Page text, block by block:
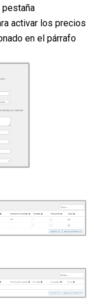
pestaña
activar los precios
en el párrafo